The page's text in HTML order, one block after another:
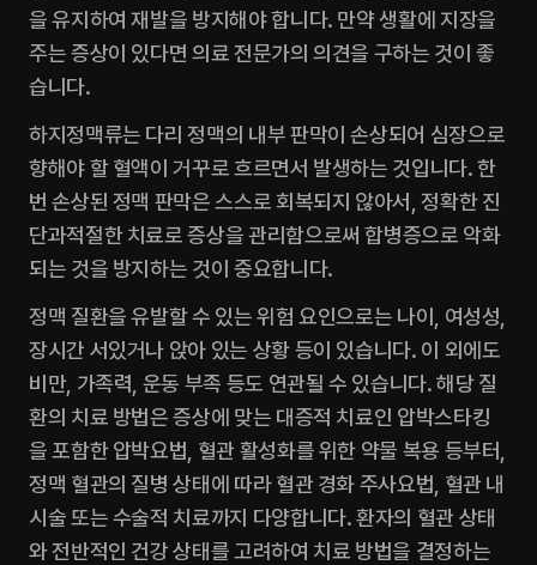
을 유지하여 재발을 방지해야 합니다. 만약 생활에 지장을
주는 증상이 있다면 의료 전문가의 의견을 구하는 것이 좋
습니다.
하지정맥류는 다리 정맥의 내부 판막이 손상되어 심장으로
향해야 할 혈액이 거꾸로 흐르면서 발생하는 것입니다. 한
번 손상된 정맥 판막은 스스로 회복되지 않아서, 정확한 진
단과적절한 치료로 증상을 관리함으로써 합병증으로 악화
되는 것을 방지하는 것이 중요합니다.
정맥 질환을 유발할 수 있는 위험 요인으로는 나이, 여성성,
장시간 서있거나 앉아 있는 상황 등이 있습니다. 이 외에도
비만, 가족력, 운동 부족 등도 연관될 수 있습니다. 해당 질
환의 치료 방법은 증상에 맞는 대증적 치료인 압박스타킹
을 포함한 압박요법, 혈관 활성화를 위한 약물 복용 등부터,
정맥 혈관의 질병 상태에 따라 혈관 경화 주사요법, 혈관 내
시술 또는 수술적 치료까지 다양합니다. 환자의 혈관 상태
와 전반적인 건강 상태를 고려하여 치료 방법을 결정하는